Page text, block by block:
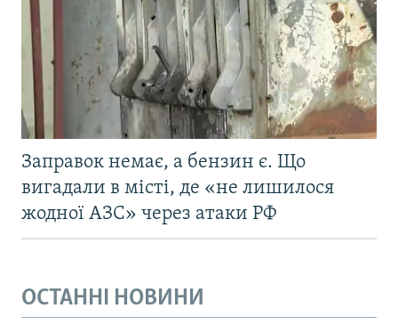
Заправок немає, а бензин є. Що
вигадали в місті, де «не лишилося
жодної АЗС» через атаки РФ
ОСТАННІ НОВИНИ